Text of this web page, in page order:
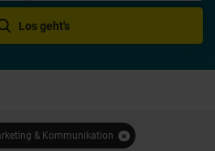
Los geht's
& Kommunikation